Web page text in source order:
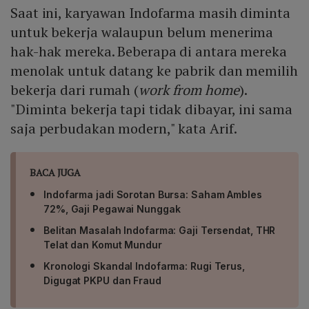
Saat ini, karyawan Indofarma masih diminta
untuk bekerja walaupun belum menerima
hak-hak mereka. Beberapa di antara mereka
menolak untuk datang ke pabrik dan memilih
bekerja dari rumah (work from home).
"Diminta bekerja tapi tidak dibayar, ini sama
saja perbudakan modern," kata Arif.
BACA JUGA
Indofarma jadi Sorotan Bursa: Saham Ambles
72%, Gaji Pegawai Nunggak
Belitan Masalah Indofarma: Gaji Tersendat, THR
Telat dan Komut Mundur
Kronologi Skandal Indofarma: Rugi Terus,
Digugat PKPU dan Fraud